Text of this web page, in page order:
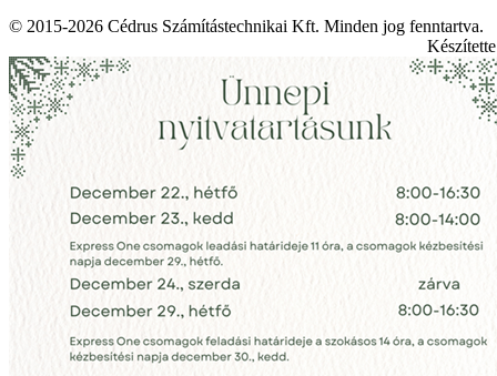
© 2015-2026 Cédrus Számítástechnikai Kft. Minden jog fenntartva.